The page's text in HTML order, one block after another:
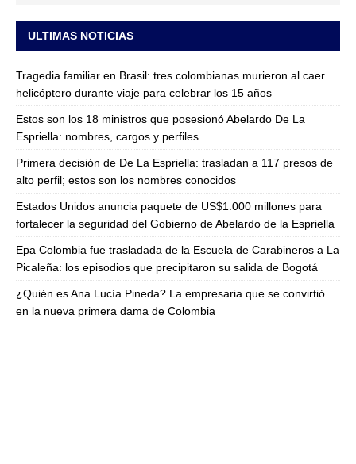
ULTIMAS NOTICIAS
Tragedia familiar en Brasil: tres colombianas murieron al caer
helicóptero durante viaje para celebrar los 15 años
Estos son los 18 ministros que posesionó Abelardo De La
Espriella: nombres, cargos y perfiles
Primera decisión de De La Espriella: trasladan a 117 presos de
alto perfil; estos son los nombres conocidos
Estados Unidos anuncia paquete de US$1.000 millones para
fortalecer la seguridad del Gobierno de Abelardo de la Espriella
Epa Colombia fue trasladada de la Escuela de Carabineros a La
Picaleña: los episodios que precipitaron su salida de Bogotá
¿Quién es Ana Lucía Pineda? La empresaria que se convirtió
en la nueva primera dama de Colombia